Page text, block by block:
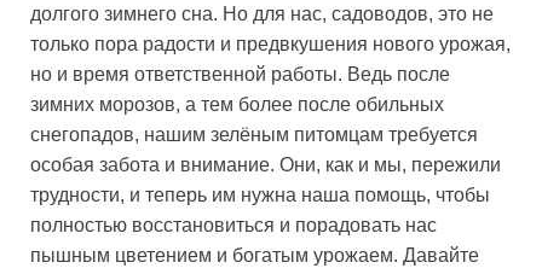
долгого зимнего сна. Но для нас, садоводов, это не
только пора радости и предвкушения нового урожая,
но и время ответственной работы. Ведь после
зимних морозов, а тем более после обильных
снегопадов, нашим зелёным питомцам требуется
особая забота и внимание. Они, как и мы, пережили
трудности, и теперь им нужна наша помощь, чтобы
полностью восстановиться и порадовать нас
пышным цветением и богатым урожаем. Давайте